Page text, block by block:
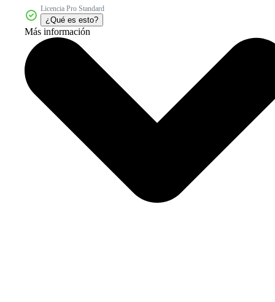
Licencia Pro Standard
¿Qué es esto?
Más información